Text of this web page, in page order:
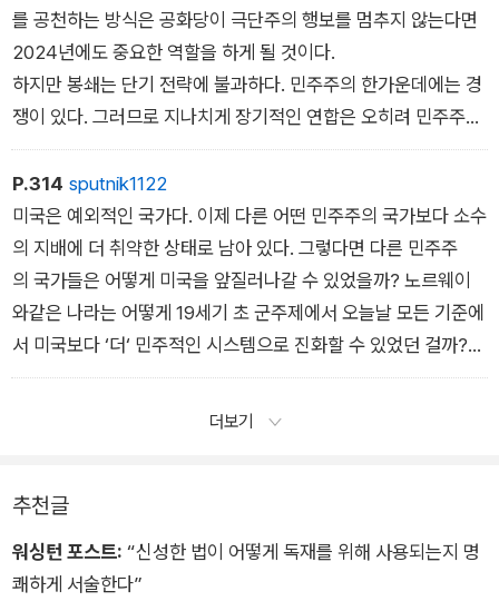
악관 고문으로 일하고 있던 1983년에 판사의 임기 제한을 주장
하면서 이렇게 지적했다.
설계자들은 인간이 지금처럼 오래 살지 못했던 시절에 종신제를
채택했다. 25년이나 30년 동안 일반인의 삶과 격리된 판사는 당
시 대단히 드물었지만, 오늘날 흔한 모습이 되어가고 있다. 가령1
5년으로 임기를 제한하는 방식을 통해 연방 판사들이 수십 년간
상아탑 속에 갇혀서 현실 감각을 완전히 잃어버리는 문제를 해결
할 수 있다.˝
이제 제임스 매디슨을 비롯한 많은 이들에게 영감을 던져준 기
본 원칙으로 시선을 돌려보자. 그 원칙이란 극단주의 소수를 견제
할 수 있는 가장 효과적인 방법은 선거를 통한 경쟁이라는 것이
다. 매디슨은 국민 다수의 지지를 얻어야 한다는 과제가 가장 ˝악
의적인 정치적 충동을 억제할 수 있다고 믿었다. 그러나 이를 위
해서는 국민 다수가 선거에서 ‘실질적인 우위‘를 점해야 한다. 그
리고 다시 이를 위해 미국은 제도를 개혁해야 한다. 20세기초 미
국의 개혁가 제인 애덤스 Jane Addams는 이런 글을 남겼다. ˝
민주주의의 병폐를 치료하기 위한 약은 더 많은 민주주의다.˝
우리는 이 말에 동의한다. 미국의 극단적인 반다수결주의 제도들
은 극단주의를 강화하고 전제주의 소수에게 힘을 실어주면서 소
은 민주주의에 더 박차를 가해야 한다. 이 말은 지나치게 소수
어줘야 한다는 의미다. 그리고 헌법적 보호주의를 끝내고 실질적
과 조화를 이루는 방향으로 정치 권력의 균형을 잡아야 한다는의
미다. 마지막으로 정치인들이 국민 다수에게 더 민감하게 대응하
를 공천하는 방식은 공화당이 극단주의 행보를 멈추지 않는다면
2024년에도 중요한 역할을 하게 될 것이다.
하지만 봉쇄는 단기 전략에 불과하다. 민주주의 한가운데에는 경
쟁이 있다. 그러므로 지나치게 장기적인 연합은 오히려 민주주의
를 허물어뜨릴 수 있다. 진보 세력과 보수 세력은 민주주의를 지
키기 위해 일시적으로 손잡을 수 있지만, 궁극적으로 유권자는 이
들 사이에서 선택할 수 있어야 한다. 유럽의 경험에 따르면, ˝대연
정˝이 오랫동안 이어질 때 유권자들은 그들을 배타적이고 불법적
인 공모 연합으로 바라보게 된다. 또한 주류 정당 간의 연합이 지
나치게 길어질 때, ˝기득권 세력˝이 그들을 억압하고 있다는 포퓰
리스트의 주장이 설득력을 얻게 된다. 그러므로 봉쇄전략을 통
해 반민주 세력이 권력을 잡지 못하게 할 수는 있지만, 그렇다
P.314 sputnik1122
미국은 예외적인 국가다. 이제 다른 어떤 민주주의 국가보다 소수
의 지배에 더 취약한 상태로 남아 있다. 그렇다면 다른 민주주
의 국가들은 어떻게 미국을 앞질러나갈 수 있었을까? 노르웨이
와같은 나라는 어떻게 19세기 초 군주제에서 오늘날 모든 기준에
서 미국보다 ‘더‘ 민주적인 시스템으로 진화할 수 있었던 걸까?
한 가지 분명한 대답은 노르웨이의 헌법 수정이 훨씬 더 쉽기때문
이다. 노르웨이에서 헌법을 수정하기 위해서는 두 번의 연속적
은 없다. 정치학자 톰 긴스버그 Tom Ginsburg와 제임스 멜튼Ja
mesMelton에 따르면, 노르웨이는 상대적으로 유연한 헌법 덕
분에 ‘공식적인 문헌을 현대적인 형태로 업데이트‘할 수 있다.
더보기
추천글
워싱턴 포스트: “신성한 법이 어떻게 독재를 위해 사용되는지 명
쾌하게 서술한다”